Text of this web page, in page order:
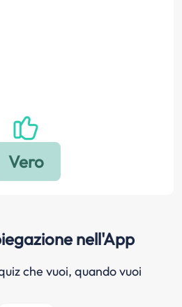
nell'App
che vuoi, quando vuoi